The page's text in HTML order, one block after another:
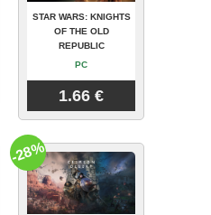
STAR WARS: KNIGHTS
OF THE OLD
REPUBLIC
PC
1.66 €
-28%